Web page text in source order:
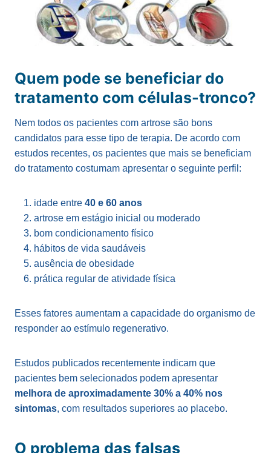
Quem pode se beneficiar do
tratamento com células-tronco?
Nem todos os pacientes com artrose são bons
candidatos para esse tipo de terapia. De acordo com
estudos recentes, os pacientes que mais se beneficiam
do tratamento costumam apresentar o seguinte perfil:
idade entre 40 e 60 anos
artrose em estágio inicial ou moderado
bom condicionamento físico
hábitos de vida saudáveis
ausência de obesidade
prática regular de atividade física
Esses fatores aumentam a capacidade do organismo de
responder ao estímulo regenerativo.
Estudos publicados recentemente indicam que
pacientes bem selecionados podem apresentar
melhora de aproximadamente 30% a 40% nos
sintomas, com resultados superiores ao placebo.
O problema das falsas